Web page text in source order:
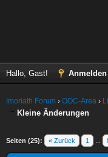
Hallo, Gast! Anmelden
Imoriath Forum › OOC-Area ›
Kleine Änderungen
Seiten (25): « Zurück 1